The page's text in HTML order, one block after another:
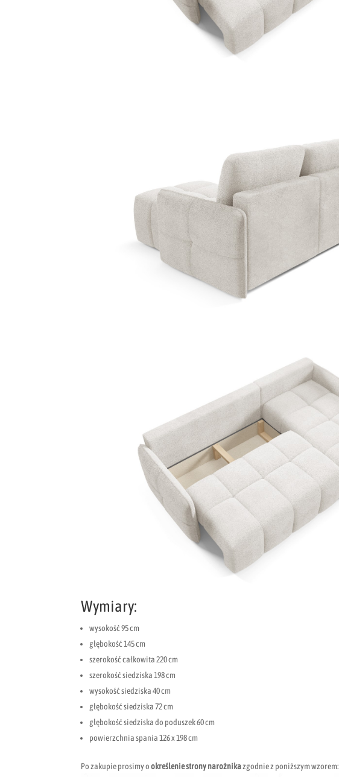
Wymiary:
wysokość 95 cm
głębokość 145 cm
szerokość całkowita 220 cm
szerokość siedziska 198 cm
wysokość siedziska 40 cm
głębokość siedziska 72 cm
głębokość siedziska do poduszek 60 cm
powierzchnia spania 126 x 198 cm
Po zakupie prosimy ookreślenie strony narożnikazgodnie z poniższym wzorem: